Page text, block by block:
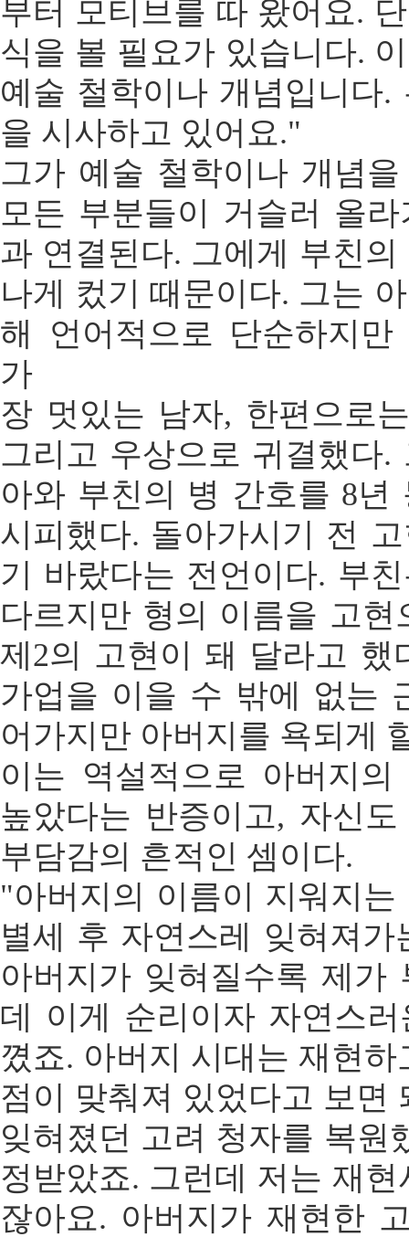
부터 모티브를 따 왔어요.
식을 볼 필요가 있습니다.
예술 철학이나 개념입니다.
을 시사하고 있어요."
그가 예술 철학이나 개념
모든 부분들이 거슬러 올
과 연결된다. 그에게 부친
나게 컸기 때문이다. 그는
해 언어적으로 단순하지
가
장 멋있는 남자, 한편으로
그리고 우상으로 귀결했다.
아와 부친의 병 간호를 8년
시피했다. 돌아가시기 전
기 바랐다는 전언이다. 부
다르지만 형의 이름을 고현
제2의 고현이 돼 달라고 했
가업을 이을 수 밖에 없는
어가지만 아버지를 욕되게
이는 역설적으로 아버지
높았다는 반증이고, 자신
부담감의 흔적인 셈이다.
"아버지의 이름이 지워지
별세 후 자연스레 잊혀져가
아버지가 잊혀질수록 제가
데 이게 순리이자 자연스
꼈죠. 아버지 시대는 재현
점이 맞춰져 있었다고 보면
잊혀졌던 고려 청자를 복원
정받았죠. 그런데 저는 재
잖아요. 아버지가 재현한